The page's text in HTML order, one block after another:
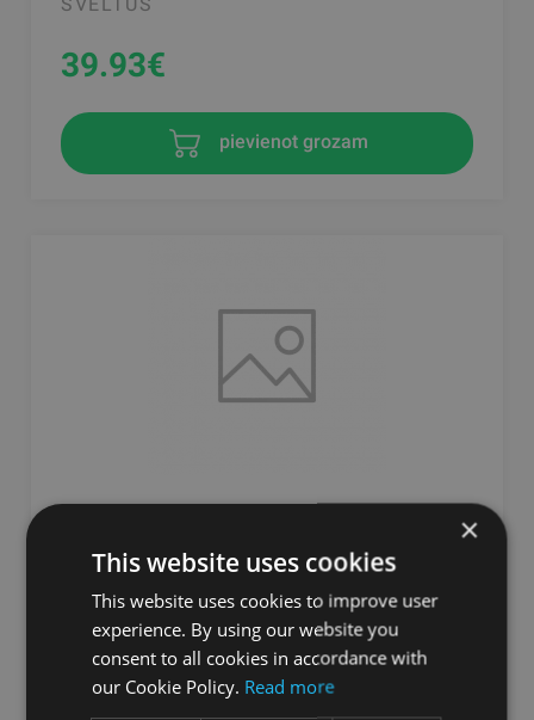
SVELTUS
39.93€
pievienot grozam
FITSTORE
685.00€
pievienot grozam
×
This website uses cookies
This website uses cookies to improve user
experience. By using our website you
consent to all cookies in accordance with
our Cookie Policy. Read more